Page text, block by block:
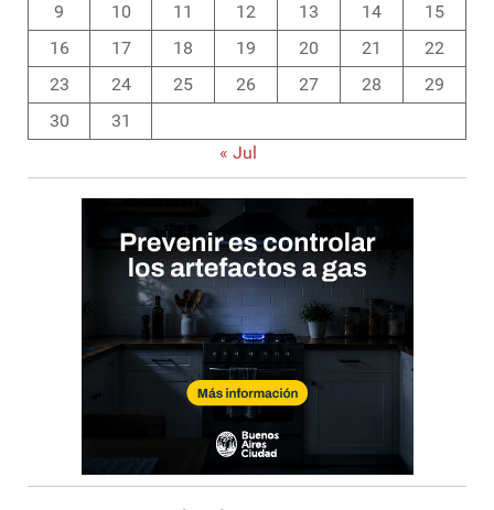
9
10 11 12 13 14
15
16
17 18 19 20 21
22
23
24 25 26 27 28
29
30
31
« Jul